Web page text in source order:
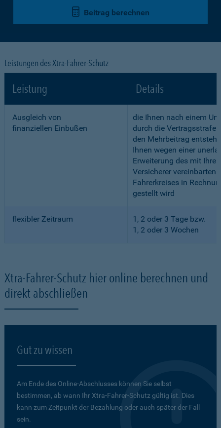
Beitrag berechnen
Leistungen des Xtra-Fahrer-Schutz
Leistung Details
Ausgleich von
finanziellen Einbußen
die Ihnen nach einem
durch die Vertragsstrafe
den Mehrbeitrag
Ihnen wegen einer
Erweiterung des mit
Versicherer vereinbarten
Fahrerkreises in
gestellt wird
flexibler Zeitraum
1, 2 oder 3 Tage bzw.
1, 2 oder 3 Wochen
Xtra-Fahrer-Schutz hier online berechnen und
direkt abschließen
Gut zu wissen
Am Ende des Online-Abschlusses können Sie selbst
bestimmen, ab wann Ihr Xtra-Fahrer-Schutz gültig ist. Dies
kann zum Zeitpunkt der Bezahlung oder auch später der Fall
sein.